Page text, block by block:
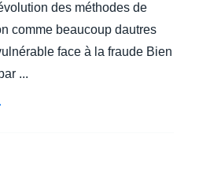
des méthodes de
comme beaucoup dautres
face à la fraude Bien
...